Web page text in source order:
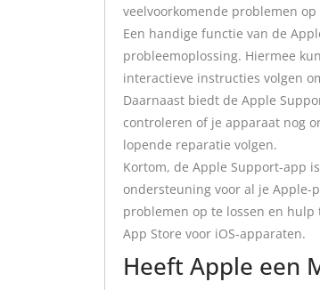
veelvoorkomende problemen op
Een handige functie van de
probleemoplossing. Hiermee
interactieve instructies volgen
Daarnaast biedt de Apple
controleren of je apparaat nog
lopende reparatie volgen.
Kortom, de Apple Support-app
ondersteuning voor al je Apple-
problemen op te lossen en
App Store voor iOS-apparaten.
Heeft Apple een